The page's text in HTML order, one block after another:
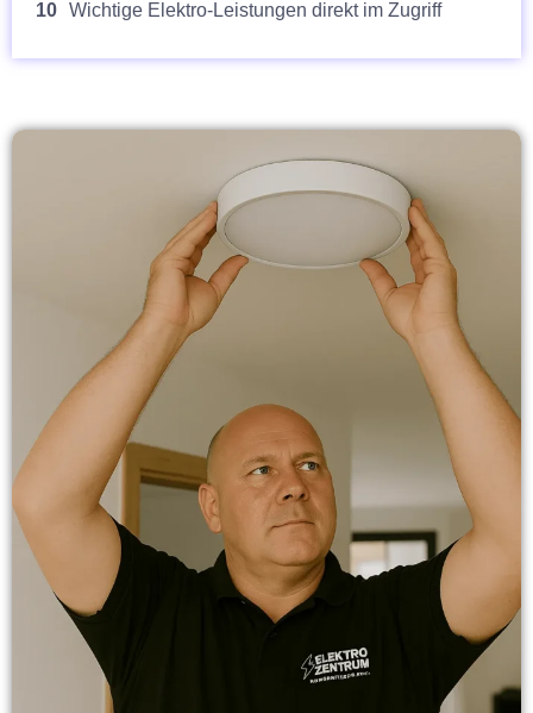
10 Wichtige Elektro-Leistungen direkt im Zugriff